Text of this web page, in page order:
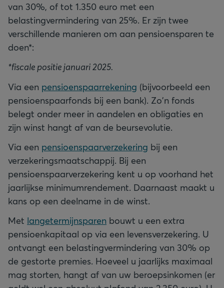
van 30%, of tot 1.350 euro met een
belastingvermindering van 25%. Er zijn twee
verschillende manieren om aan pensioensparen te
doen*:
*fiscale positie januari 2025.
Via een pensioenspaarrekening (bijvoorbeeld een
pensioenspaarfonds bij een bank). Zo'n fonds
belegt onder meer in aandelen en obligaties en
zijn winst hangt af van de beursevolutie.
Via een pensioenspaarverzekering bij een
verzekeringsmaatschappij. Bij een
pensioenspaarverzekering kent u op voorhand het
jaarlijkse minimumrendement. Daarnaast maakt u
kans op een deelname in de winst.
Met langetermijnsparen bouwt u een extra
pensioenkapitaal op via een levensverzekering. U
ontvangt een belastingvermindering van 30% op
de gestorte premies. Hoeveel u jaarlijks maximaal
mag storten, hangt af van uw beroepsinkomen (er